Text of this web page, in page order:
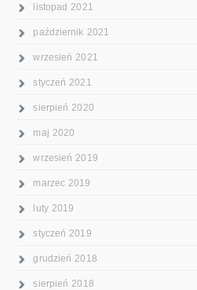
listopad 2021
październik 2021
wrzesień 2021
styczeń 2021
sierpień 2020
maj 2020
wrzesień 2019
marzec 2019
luty 2019
styczeń 2019
grudzień 2018
sierpień 2018